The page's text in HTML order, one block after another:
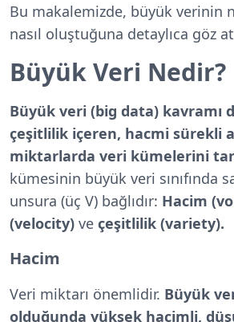
Bu makalemizde, büyük verinin
nasıl oluştuğuna detaylıca göz
Büyük Veri Nedir?
Büyük veri (big data) kavramı
çeşitlilik içeren, hacmi sürekli
miktarlarda veri kümelerini
kümesinin büyük veri sınıfında
unsura (üç V) bağlıdır: Hacim
(velocity) ve çeşitlilik (variety).
Hacim
Veri miktarı önemlidir. Büyük
olduğunda yüksek hacimli,